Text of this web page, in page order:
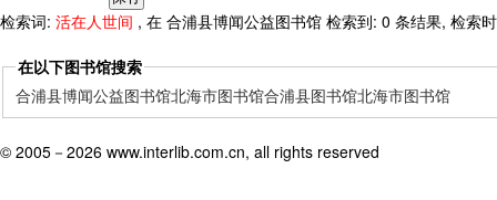
检索词: 活在人世间 , 在 合浦县博闻公益图书馆 检索到: 0 条结果, 检索
在以下图书馆搜索
合浦县博闻公益图书馆北海市图书馆合浦县图书馆北海市图书馆
© 2005－ 2026 www.interlib.com.cn, all rights reserved